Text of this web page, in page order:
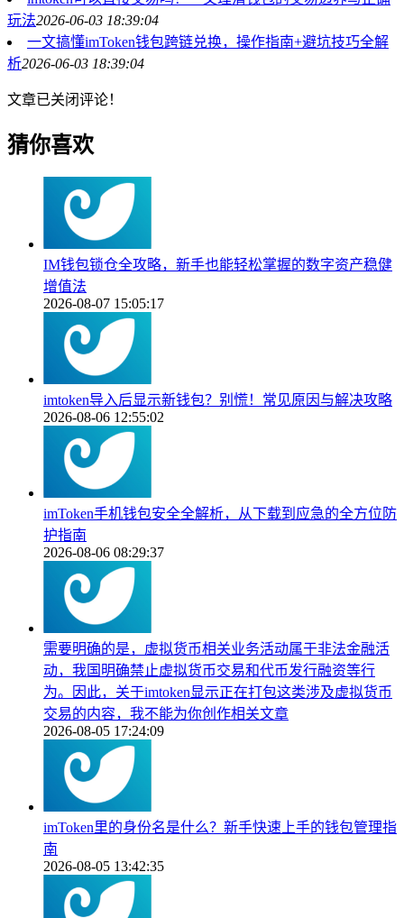
玩法2026-06-03 18:39:04
一文搞懂imToken钱包跨链兑换，操作指南+避坑技巧全解
析2026-06-03 18:39:04
文章已关闭评论！
猜你喜欢
IM钱包锁仓全攻略，新手也能轻松掌握的数字资产稳健
增值法
2026-08-07 15:05:17
imtoken导入后显示新钱包？别慌！常见原因与解决攻略
2026-08-06 12:55:02
imToken手机钱包安全全解析，从下载到应急的全方位防
护指南
2026-08-06 08:29:37
需要明确的是，虚拟货币相关业务活动属于非法金融活
动，我国明确禁止虚拟货币交易和代币发行融资等行
为。因此，关于imtoken显示正在打包这类涉及虚拟货币
交易的内容，我不能为你创作相关文章
2026-08-05 17:24:09
imToken里的身份名是什么？新手快速上手的钱包管理指
南
2026-08-05 13:42:35